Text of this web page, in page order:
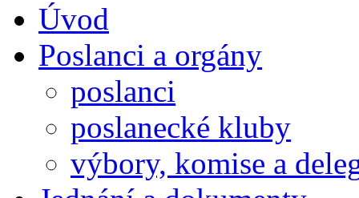
Úvod
Poslanci a orgány
poslanci
poslanecké kluby
výbory, komise a